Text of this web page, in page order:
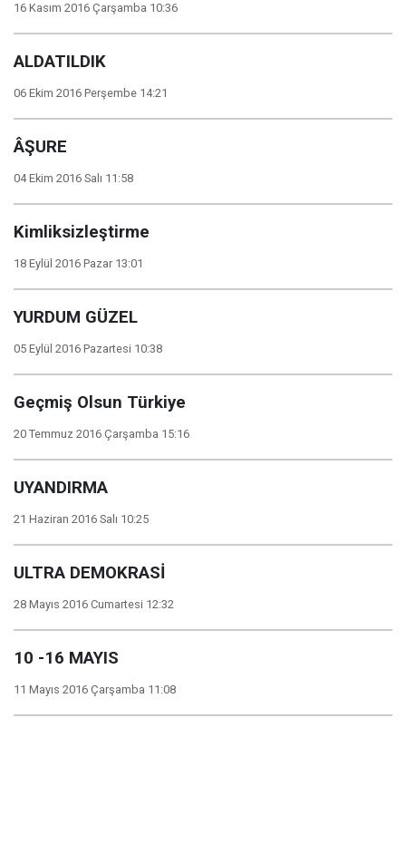
16 Kasım 2016 Çarşamba 10:36
ALDATILDIK
06 Ekim 2016 Perşembe 14:21
ÂŞURE
04 Ekim 2016 Salı 11:58
Kimliksizleştirme
18 Eylül 2016 Pazar 13:01
YURDUM GÜZEL
05 Eylül 2016 Pazartesi 10:38
Geçmiş Olsun Türkiye
20 Temmuz 2016 Çarşamba 15:16
UYANDIRMA
21 Haziran 2016 Salı 10:25
ULTRA DEMOKRASİ
28 Mayıs 2016 Cumartesi 12:32
10 -16 MAYIS
11 Mayıs 2016 Çarşamba 11:08